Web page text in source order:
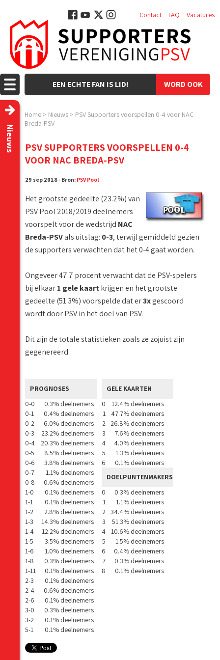
WORD OOK
EEN ECHTE FAN IS LID!
Contact FAQ Vacatures
Home > Nieuws > PSV Supporters voorspellen 0-4 voor NAC
Breda-PSV
Nieuws
PSV SUPPORTERS VOORSPELLEN 0-4
VOOR NAC BREDA-PSV
29 sep 2018 - Bron: PSV Pool
Het grootste gedeelte (23.2%) van
PSV Pool 2018/2019 deelnemers
voorspelt voor de wedstrijd NAC
Breda-PSVals uitslag: 0-3, terwijl gemiddeld gezien
de supporters verwachten dat het 0-4 gaat worden.
Ongeveer 47.7 procent verwacht dat de PSV-spelers
bij elkaar1 gele kaartkrijgen en het grootste
gedeelte (51.3%) voorspelde dat er3xgescoord
wordt door PSV in het doel van PSV.
Dit zijn de totale statistieken zoals ze zojuist zijn
gegenereerd:
PROGNOSES
0-0
0.3% deelnemers
0-1
0.4% deelnemers
0-2
6.0% deelnemers
0-3
23.2% deelnemers
0-4
20.3% deelnemers
0-5
8.5% deelnemers
0-6
3.8% deelnemers
0-7
1.1% deelnemers
0-8
0.6% deelnemers
1-0
0.1% deelnemers
1-1
0.1% deelnemers
1-2
2.8% deelnemers
1-3
14.3% deelnemers
1-4
12.2% deelnemers
1-5
3.5% deelnemers
1-6
1.0% deelnemers
1-8
0.3% deelnemers
1-11
0.1% deelnemers
2-3
0.1% deelnemers
2-4
0.6% deelnemers
2-6
0.1% deelnemers
3-0
0.3% deelnemers
3-2
0.1% deelnemers
5-1
0.1% deelnemers
GELE KAARTEN
0
12.4% deelnemers
1
47.7% deelnemers
2
26.8% deelnemers
3
7.6% deelnemers
4
4.0% deelnemers
5
1.3% deelnemers
6
0.1% deelnemers
DOELPUNTENMAKERS
0
0.3% deelnemers
1
1.1% deelnemers
2 34.4% deelnemers
3
51.3% deelnemers
4
10.6% deelnemers
5
1.5% deelnemers
6
0.4% deelnemers
7
0.3% deelnemers
8
0.1% deelnemers